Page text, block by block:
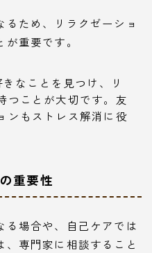
ため、リラクゼーショ
重要です。
なことを見つけ、リ
つことが大切です。友
ンもストレス解消に役
重要性
場合や、自己ケアでは
専門家に相談すること